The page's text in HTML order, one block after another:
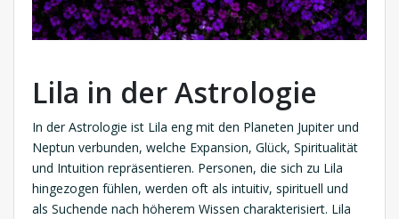
Lila in der Astrologie
In der Astrologie ist Lila eng mit den Planeten Jupiter und
Neptun verbunden, welche Expansion, Glück, Spiritualität
und Intuition repräsentieren. Personen, die sich zu Lila
hingezogen fühlen, werden oft als intuitiv, spirituell und
als Suchende nach höherem Wissen charakterisiert. Lila